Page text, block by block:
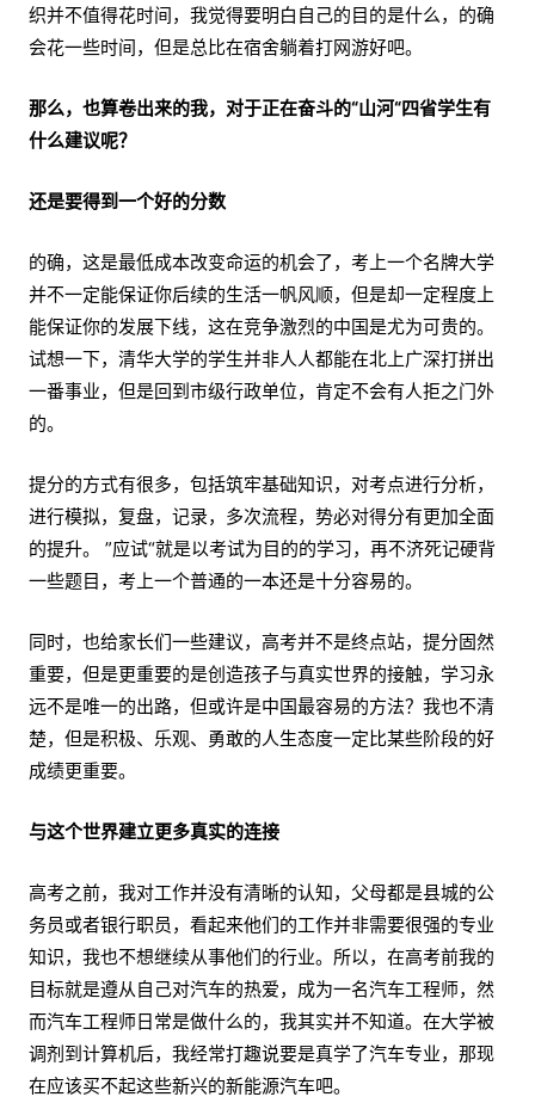
织并不值得花时间，我觉得要明白自己的目的是什么，的确
会花一些时间，但是总比在宿舍躺着打网游好吧。
那么，也算卷出来的我，对于正在奋斗的“山河“四省学生有
什么建议呢？
还是要得到一个好的分数
的确，这是最低成本改变命运的机会了，考上一个名牌大学
并不一定能保证你后续的生活一帆风顺，但是却一定程度上
能保证你的发展下线，这在竞争激烈的中国是尤为可贵的。
试想一下，清华大学的学生并非人人都能在北上广深打拼出
一番事业，但是回到市级行政单位，肯定不会有人拒之门外
的。
提分的方式有很多，包括筑牢基础知识，对考点进行分析，
进行模拟，复盘，记录，多次流程，势必对得分有更加全面
的提升。 ”应试“就是以考试为目的的学习，再不济死记硬背
一些题目，考上一个普通的一本还是十分容易的。
同时，也给家长们一些建议，高考并不是终点站，提分固然
重要，但是更重要的是创造孩子与真实世界的接触，学习永
远不是唯一的出路，但或许是中国最容易的方法？我也不清
楚，但是积极、乐观、勇敢的人生态度一定比某些阶段的好
成绩更重要。
与这个世界建立更多真实的连接
高考之前，我对工作并没有清晰的认知，父母都是县城的公
务员或者银行职员，看起来他们的工作并非需要很强的专业
知识，我也不想继续从事他们的行业。所以，在高考前我的
目标就是遵从自己对汽车的热爱，成为一名汽车工程师，然
而汽车工程师日常是做什么的，我其实并不知道。在大学被
调剂到计算机后，我经常打趣说要是真学了汽车专业，那现
在应该买不起这些新兴的新能源汽车吧。